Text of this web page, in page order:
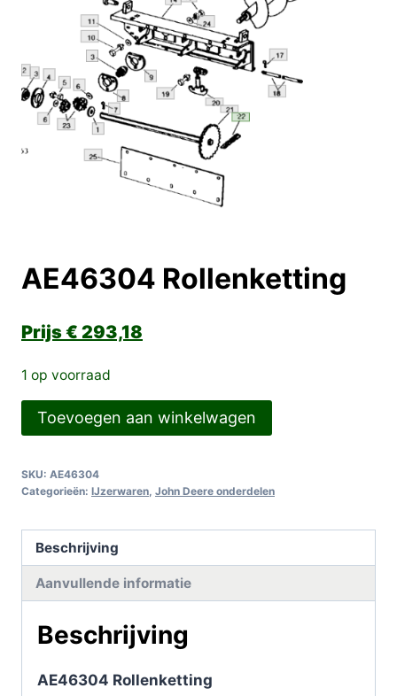
AE46304 Rollenketting
€ 293,18
1 op voorraad
AE46304
Rollenketting
Toevoegen aan winkelwagen
SKU: AE46304
Categorieën: IJzerwaren John Deere onderdelen
Beschrijving
Aanvullende informatie
Beschrijving
AE46304 Rollenketting